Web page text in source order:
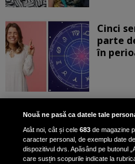
Cinci
parte
în
Aur
bogat
Nouă ne pasă ca datele tale
Atât noi, cât și cele683 de magazine
caracter personal, de exemplu date
dispozitivul dvs. Apăsând pe butonul
care susțin scopurile indicate la